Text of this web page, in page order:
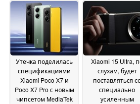
27 December 2024
Утечка поделилась
спецификациями
Xiaomi Poco X7 и
Poco X7 Pro с новым
чипсетом MediaTek
Xiaomi 15 Ultra,
слухам, будет
поставляться
специально
усиленным